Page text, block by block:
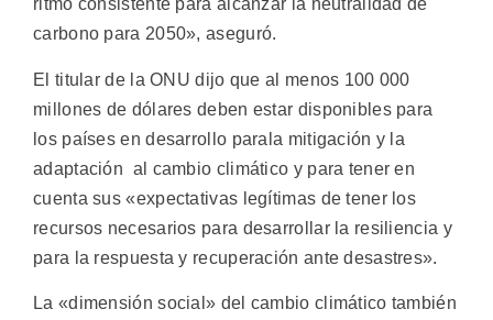
ritmo consistente para alcanzar la neutralidad de
carbono para 2050», aseguró.
El titular de la ONU dijo que al menos 100 000
millones de dólares deben estar disponibles para
los países en desarrollo parala mitigación y la
adaptación al cambio climático y para tener en
cuenta sus «expectativas legítimas de tener los
recursos necesarios para desarrollar la resiliencia y
para la respuesta y recuperación ante desastres».
La «dimensión social» del cambio climático también